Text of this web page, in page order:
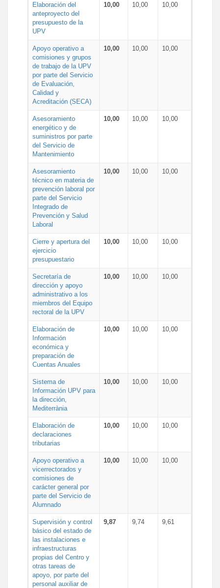
Elaboración del
anteproyecto del
presupuesto de la
UPV
10,00 10,00 10,00
Apoyo operativo a
comisiones y grupos
de trabajo de la UPV
por parte del Servicio
de Evaluación,
Calidad y
Acreditación (SECA)
10,00 10,00 10,00
Asesoramiento
energético y de
suministros por parte
del Servicio de
Mantenimiento
10,00 10,00 10,00
Asesoramiento
técnico en materia de
prevención laboral por
parte del Servicio
Integrado de
Prevención y Salud
Laboral
10,00 10,00 10,00
Cierre y apertura del
ejercicio
presupuestario
10,00 10,00 10,00
Secretaría de
dirección y apoyo
administrativo a los
miembros del Equipo
rectoral de la UPV
10,00 10,00 10,00
Elaboración de
Información
económica y
preparación de
Cuentas Anuales
10,00 10,00 10,00
Sistema de
Información UPV para
la dirección,
Mediterrània
10,00 10,00 10,00
Elaboración de
declaraciones
tributarias
10,00 10,00 10,00
Apoyo operativo a
vicerrectorados y
comisiones de
carácter general por
parte del Servicio de
Alumnado
10,00 10,00 10,00
Supervisión y control
básico del estado de
las instalaciones e
infraestructuras
propias del Centro y
otras tareas de
apoyo, por parte del
personal auxiliar de
9,87 9,74 9,61